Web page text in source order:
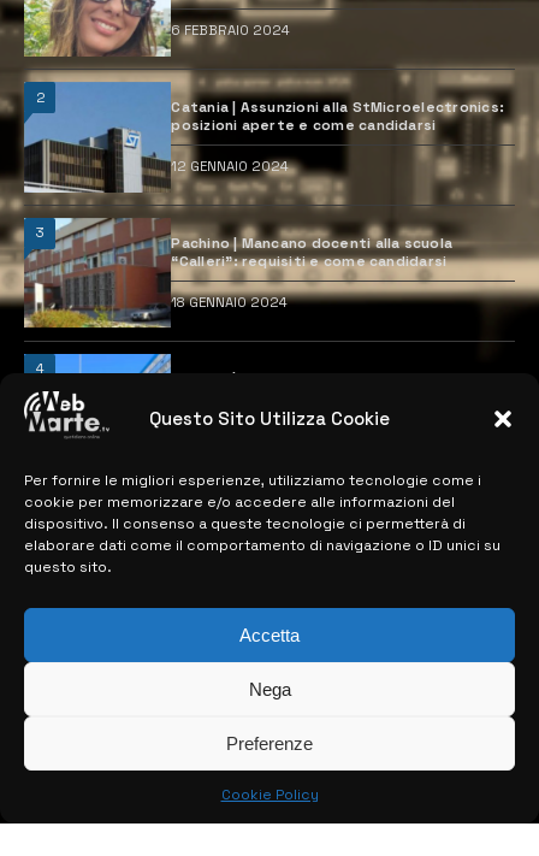
Questo Sito Utilizza Cookie
Per fornire le migliori esperienze, utilizziamo tecnologie come i
cookie per memorizzare e/o accedere alle informazioni del
dispositivo. Il consenso a queste tecnologie ci permetterà di
elaborare dati come il comportamento di navigazione o ID unici su
questo sito.
Accetta
Nega
Preferenze
Cookie Policy
6 FEBBRAIO 2024
2
Catania | Assunzioni alla StMicroelectronics:
posizioni aperte e come candidarsi
12 GENNAIO 2024
3
Pachino | Mancano docenti alla scuola
“Calleri”: requisiti e come candidarsi
18 GENNAIO 2024
4
Catania | Opportunità di lavoro con St
previste
MAPPA DEL SITO